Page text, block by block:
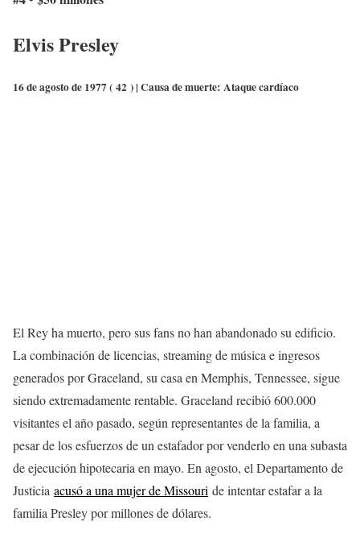
Elvis Presley
16 de agosto de 1977 ( 42 ) | Causa de muerte: Ataque cardíaco
El Rey ha muerto, pero sus fans no han abandonado su edificio.
La combinación de licencias, streaming de música e ingresos
generados por Graceland, su casa en Memphis, Tennessee, sigue
siendo extremadamente rentable. Graceland recibió 600.000
visitantes el año pasado, según representantes de la familia, a
pesar de los esfuerzos de un estafador por venderlo en una subasta
de ejecución hipotecaria en mayo. En agosto, el Departamento de
Justicia acusó a una mujer de Missouri de intentar estafar a la
familia Presley por millones de dólares.